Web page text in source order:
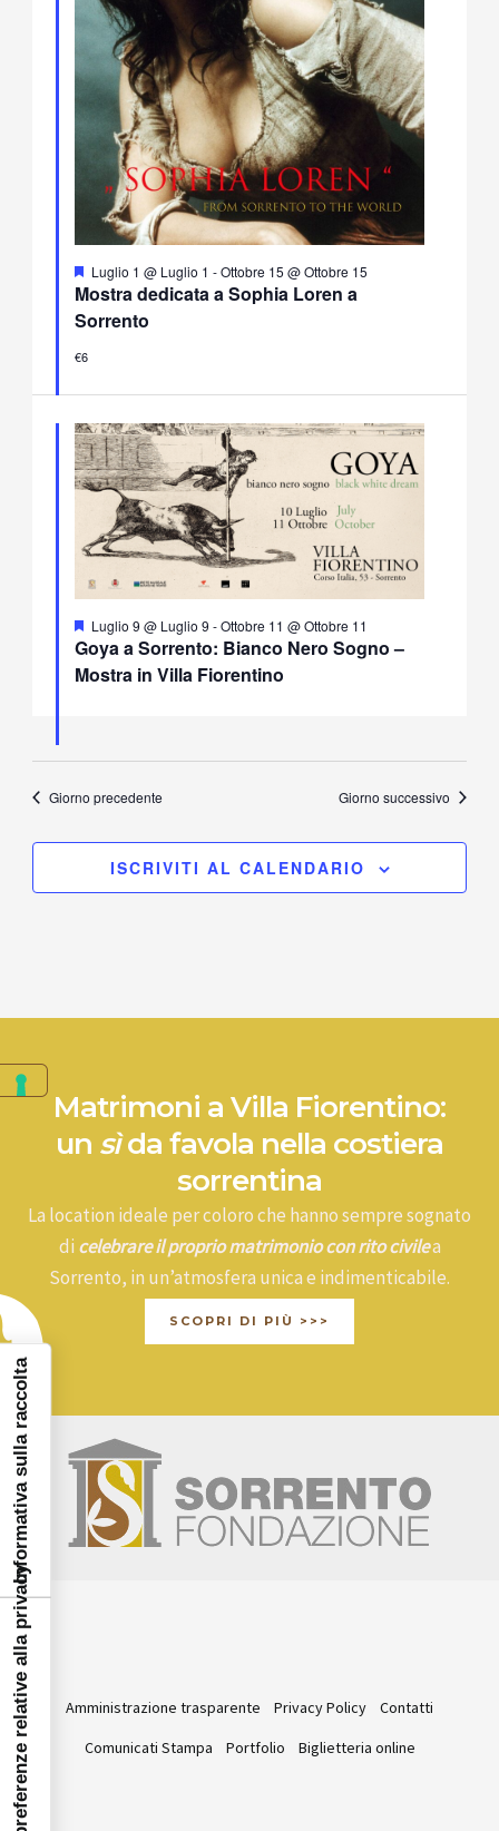
Mostra dedicata a Sophia Loren a
Sorrento
Segnalati
Luglio 1 @ Luglio 1 -Ottobre 15 @ Ottobre 15
€6
Goya a Sorrento: Bianco Nero Sogno –
Mostra in Villa Fiorentino
Segnalati
Luglio 9 @ Luglio 9 -Ottobre 11 @ Ottobre 11
Giorno precedente Giorno successivo
ISCRIVITI AL CALENDARIO
Matrimoni a Villa Fiorentino:
un sìda favola nella costiera
sorrentina
La location ideale per coloro che hanno sempre sognato
di celebrare il proprio matrimonio con rito civilea
Sorrento, in un’atmosfera unica e indimenticabile.
SCOPRI DI PIÙ >>>
Amministrazione trasparente Privacy Policy
Contatti
Comunicati Stampa
Portfolio Biglietteria online
Le tue preferenze relative alla privacy
Informativa sulla raccolta